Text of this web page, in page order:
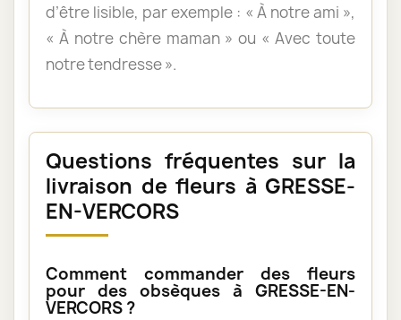
d’être lisible, par exemple : « À notre ami »,
« À notre chère maman » ou « Avec toute
notre tendresse ».
Questions fréquentes sur la
livraison de fleurs à GRESSE-
EN-VERCORS
Comment commander des fleurs
pour des obsèques à GRESSE-EN-
VERCORS ?